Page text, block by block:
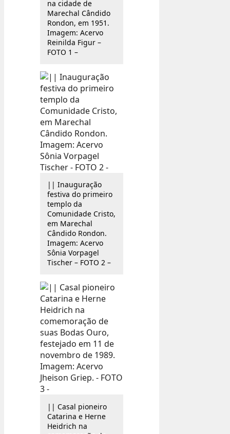
na cidade de
Marechal Cândido
Rondon, em 1951.
Imagem: Acervo
Reinilda Figur –
FOTO 1 –
|| Inauguração
festiva do primeiro
templo da
Comunidade Cristo,
em Marechal
Cândido Rondon.
Imagem: Acervo
Sônia Vorpagel
Tischer – FOTO 2 –
|| Casal pioneiro
Catarina e Herne
Heidrich na